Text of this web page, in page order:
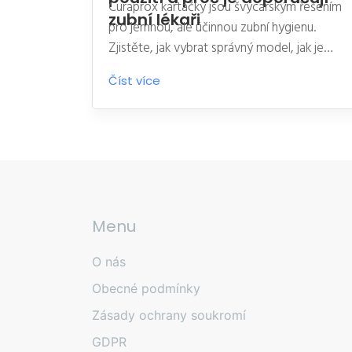
zubní lékaři
Curaprox kartáčky jsou švýcarským řešením
pro jemnou, ale účinnou zubní hygienu.
Zjistěte, jak vybrat správný model, jak je
používat a proč je doporučují zubní lékaři.
Číst více
Menu
O nás
Obecné podmínky
Zásady ochrany soukromí
GDPR